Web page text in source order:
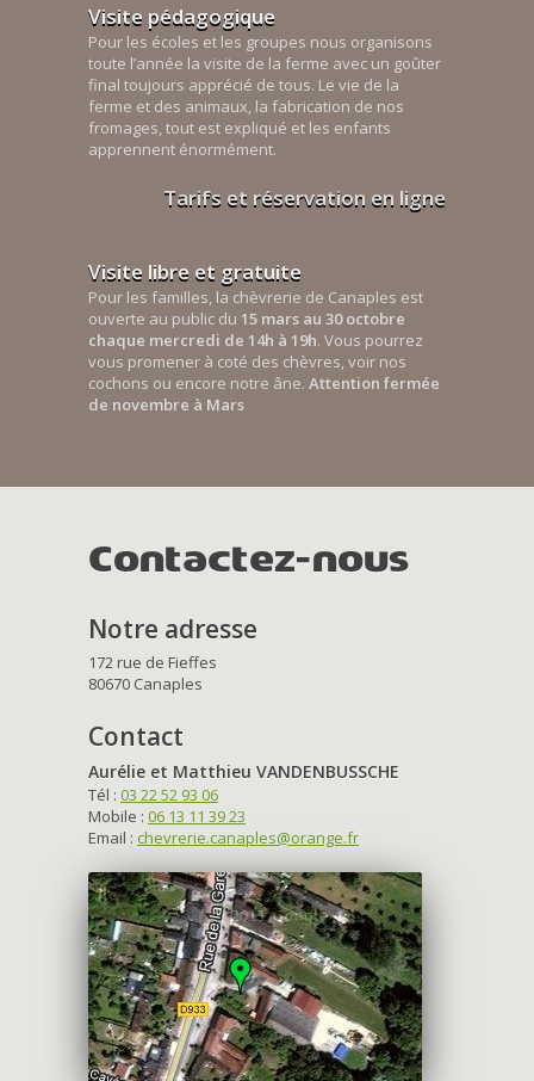
Visite pédagogique
Pour les écoles et les groupes nous organisons
toute l’année la visite de la ferme avec un goûter
final toujours apprécié de tous. Le vie de la
ferme et des animaux, la fabrication de nos
fromages, tout est expliqué et les enfants
apprennent énormément.
Tarifs et réservation en ligne
Visite libre et gratuite
Pour les familles, la chèvrerie de Canaples est
ouverte au public du 15 mars au 30 octobre
chaque mercredi de 14h à 19h. Vous pourrez
vous promener à coté des chèvres, voir nos
cochons ou encore notre âne. Attention fermée
de novembre à Mars
Contactez-nous
Notre adresse
172 rue de Fieffes
80670 Canaples
Contact
Aurélie et Matthieu VANDENBUSSCHE
Tél : 03 22 52 93 06
Mobile : 06 13 11 39 23
Email : chevrerie.canaples@orange.fr